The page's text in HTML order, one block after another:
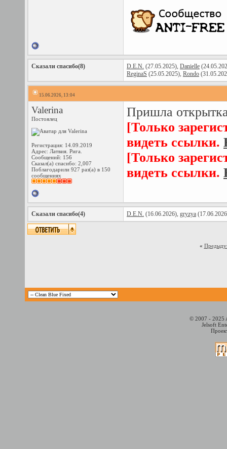
Сказали спасибо(8) D.E.N. (27.05.2025), Danielle
ReginaS (25.05.2025), Rondo
15.06.2026, 13:04
Valerina
Постоялец
Регистрация: 14.09.2019
Адрес: Латвия. Рига.
Сообщений: 156
Сказал(а) спасибо: 2,007
Поблагодарили 927 раз(а) в 150
сообщениях
Пришла
[Только
видеть ссылки.
[Только
видеть ссылки.
Сказали спасибо(4) D.E.N. (16.06.2026), gryzya
«
© 2007 - 2025
Jelsoft